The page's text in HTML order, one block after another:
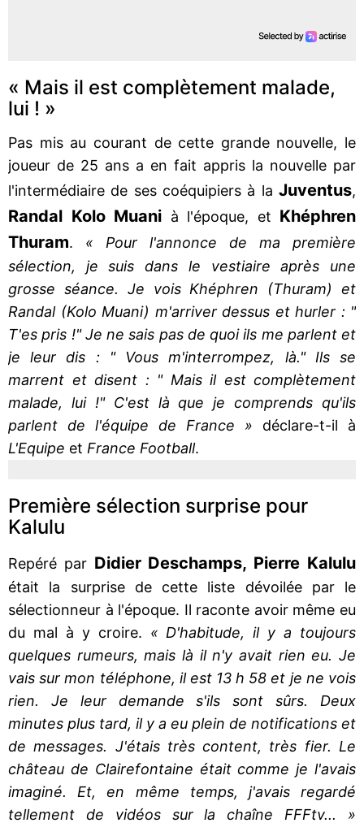
« Mais il est complètement malade,
lui ! »
Pas mis au courant de cette grande nouvelle, le
joueur de 25 ans a en fait appris la nouvelle par
l'intermédiaire de ses coéquipiers à la Juventus,
Randal Kolo Muani à l'époque, et Khéphren
Thuram. « Pour l'annonce de ma première
sélection, je suis dans le vestiaire après une
grosse séance. Je vois Khéphren (Thuram) et
Randal (Kolo Muani) m'arriver dessus et hurler : "
T'es pris !" Je ne sais pas de quoi ils me parlent et
je leur dis : " Vous m'interrompez, là." Ils se
marrent et disent : " Mais il est complètement
malade, lui !" C'est là que je comprends qu'ils
parlent de l'équipe de France » déclare-t-il à
L'Equipe et France Football.
Première sélection surprise pour
Kalulu
Repéré par Didier Deschamps, Pierre Kalulu
était la surprise de cette liste dévoilée par le
sélectionneur à l'époque. Il raconte avoir même eu
du mal à y croire. « D'habitude, il y a toujours
quelques rumeurs, mais là il n'y avait rien eu. Je
vais sur mon téléphone, il est 13 h 58 et je ne vois
rien. Je leur demande s'ils sont sûrs. Deux
minutes plus tard, il y a eu plein de notifications et
de messages. J'étais très content, très fier. Le
château de Clairefontaine était comme je l'avais
imaginé. Et, en même temps, j'avais regardé
tellement de vidéos sur la chaîne FFFtv... »